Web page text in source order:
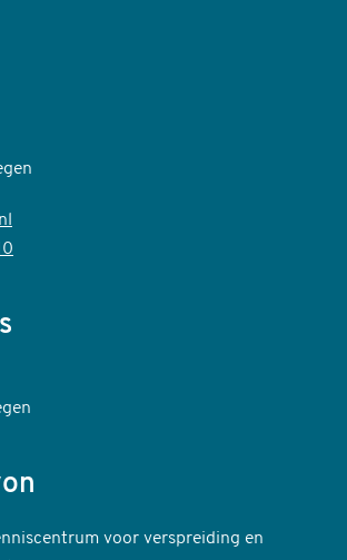
voor verspreiding en